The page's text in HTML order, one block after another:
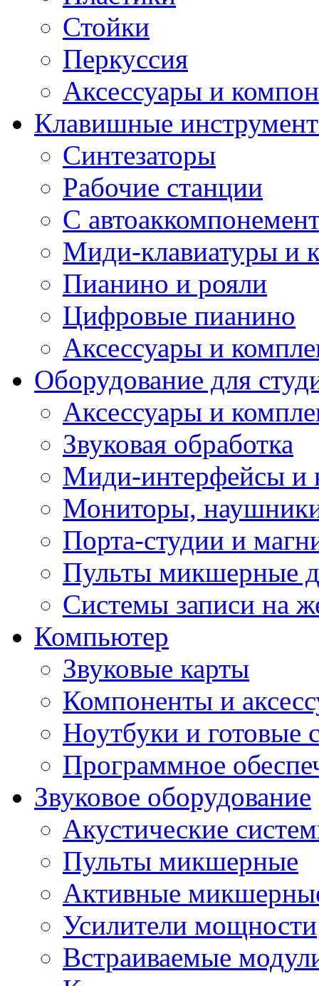
Стойки
Перкуссия
Аксессуары и
Клавишные
Синтезаторы
Рабочие станции
С
Миди-клавиатуры и
Пианино и рояли
Цифровые пианино
Аксессуары и
Оборудование для
Аксессуары и
Звуковая обработка
Миди-интерфейсы и
Мониторы,
Порта-студии и
Пульты микшерные
Системы записи на
Компьютер
Звуковые карты
Компоненты и
Ноутбуки и готовые
Программное
Звуковое оборудование
Акустические
Пульты микшерные
Активные
Усилители мощности
Встраиваемые